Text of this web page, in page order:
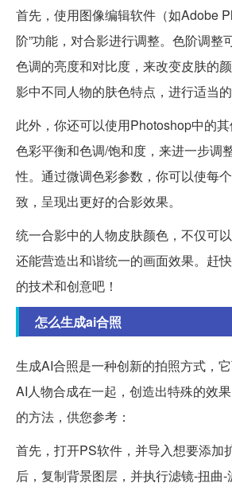
首先，使用图像编辑软件（如Adobe
阶”功能，对合影进行调整。色阶调整
色调的亮度和对比度，来改变皮肤的
影中不同人物的肤色特点，进行适当的
此外，你还可以使用Photoshop中的
色彩平衡和色调/饱和度，来进一步调
性。通过微调色彩参数，你可以使每
致，呈现出更好的合影效果。
统一合影中的人物皮肤颜色，不仅可
还能营造出和谐统一的画面效果。赶
的技术和创意吧！
怎么生成ai合照
生成AI合照是一种创新的拍照方式，
AI人物合成在一起，创造出特殊的效
的方法，供您参考：
首先，打开PS软件，并导入想要添加
后，复制背景图层，并执行滤镜-扭曲